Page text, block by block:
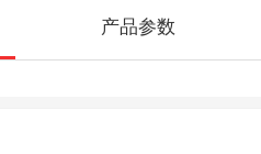
产品参数